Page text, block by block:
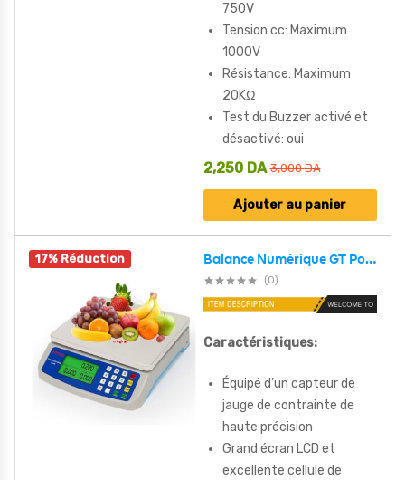
750V
Tension cc: Maximum
1000V
Résistance: Maximum
20KΩ
Test du Buzzer activé et
désactivé: oui
3,000DA
2,250 DA
Ajouter au panier
17% Réduction Balance Numérique GT Postale DT580 de 30kg/1g
(0)
Caractéristiques:
Équipé d’un capteur de
jauge de contrainte de
haute précision
Grand écran LCD et
excellente cellule de